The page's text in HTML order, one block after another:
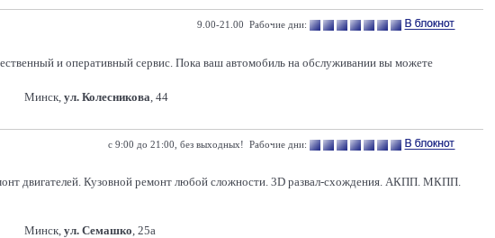
9.00-21.00 Рабочие дни:
и оперативный сервис. Пока ваш автомобиль на обслуживании вы можете
Минск, ул. Колесникова, 44
с 9:00 до 21:00, без выходных! Рабочие дни:
двигателей. Кузовной ремонт любой сложности. 3D развал-схождения. АКПП. МКПП.
Минск, ул. Семашко, 25а